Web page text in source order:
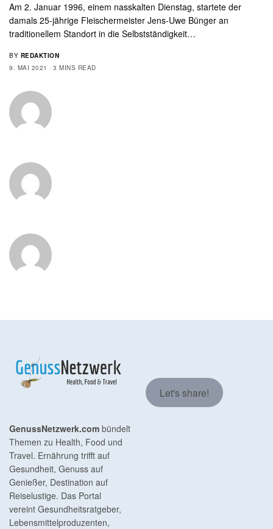
Am 2. Januar 1996, einem nasskalten Dienstag, startete der
damals 25-jährige Fleischermeister Jens-Uwe Bünger an
traditionellem Standort in die Selbstständigkeit…
BY REDAKTION
9. MAI 2021
3 MINS READ
GenussNetzwerk.com bündelt
Themen zu Health, Food und
Travel. Ernährung trifft auf
Gesundheit, Genuss auf
Genießer, Destination auf
Reiselustige. Das Portal
vereint Gesundheitsratgeber,
Lebensmittelproduzenten,
Let's share!